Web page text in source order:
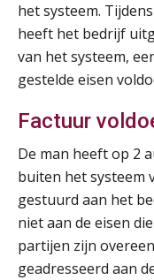
het systeem.
heeft het bedrijf
van het systeem,
gestelde eisen
Factuur
De man heeft op 2
buiten het systeem
gestuurd aan het
niet aan de eisen
partijen zijn
geadresseerd aan